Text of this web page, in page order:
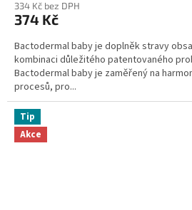
334 Kč bez DPH
374 Kč
Bactodermal baby je doplněk stravy
kombinaci důležitého patentovaného
Bactodermal baby je zaměřený na
procesů, pro...
Tip
Akce